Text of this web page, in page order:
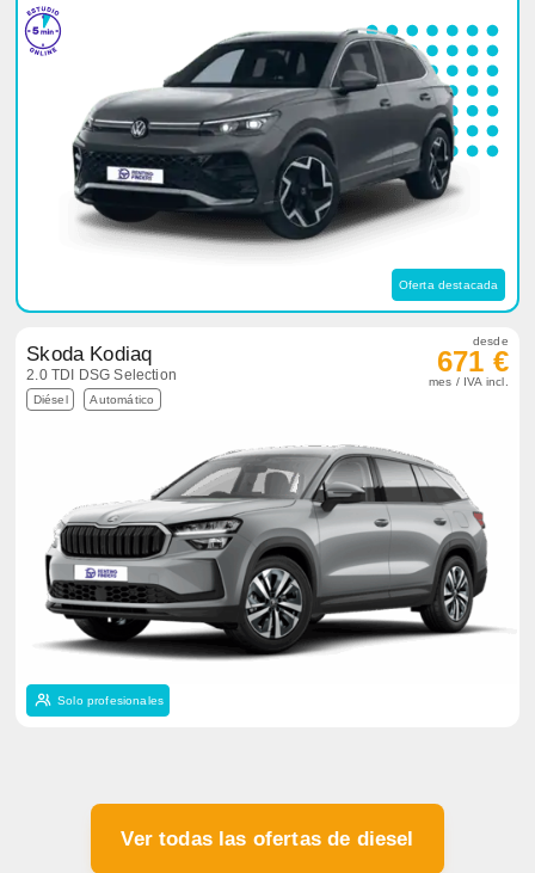
Oferta destacada
Skoda Kodiaq
2.0 TDI DSG Selection
Diésel Automático
desde
671 €
mes / IVA incl.
Solo profesionales
Ver todas las ofertas de diesel